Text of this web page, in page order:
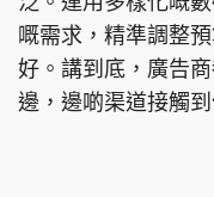
嘅需求，精準調整
好。講到底，廣告
邊，邊啲渠道接觸